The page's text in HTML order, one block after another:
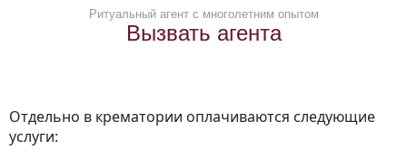
Ритуальный агент с многолетним опытом
Вызвать агента
Отдельно в крематории оплачиваются следующие
услуги: